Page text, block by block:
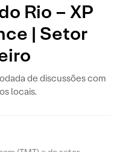
Rio – XP
| Setor
de discussões com
locais.